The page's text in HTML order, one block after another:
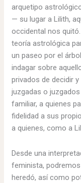
arquetipo
— su lugar a Lilith,
occidental nos
teoría astrológica
un paseo por el
indagar sobre
privados de decidir
juzgadas o
familiar, a quienes
fidelidad a sus
a quienes, como a
Desde una
feminista,
heredó, así como